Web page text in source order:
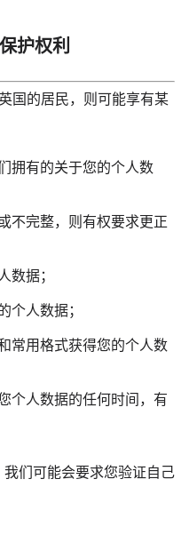
护权利
国的居民，则可能享有某
拥有的关于您的个人数
不完整，则有权要求更正
数据；
个人数据；
常用格式获得您的个人数
个人数据的任何时间，有
们可能会要求您验证自己